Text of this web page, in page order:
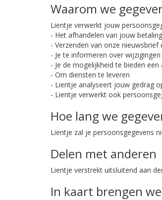
Waarom we
Lientje verwerkt jouw
- Het afhandelen van jouw betaling
- Verzenden van onze
- Je te informeren over
- Je de mogelijkheid te bieden
- Om diensten te leveren
- Lientje analyseert jouw gedrag
- Lientje verwerkt ook
Hoe lang we
Lientje zal je persoonsgegevens
Delen met anderen
Lientje verstrekt uitsluitend aan
In kaart brengen